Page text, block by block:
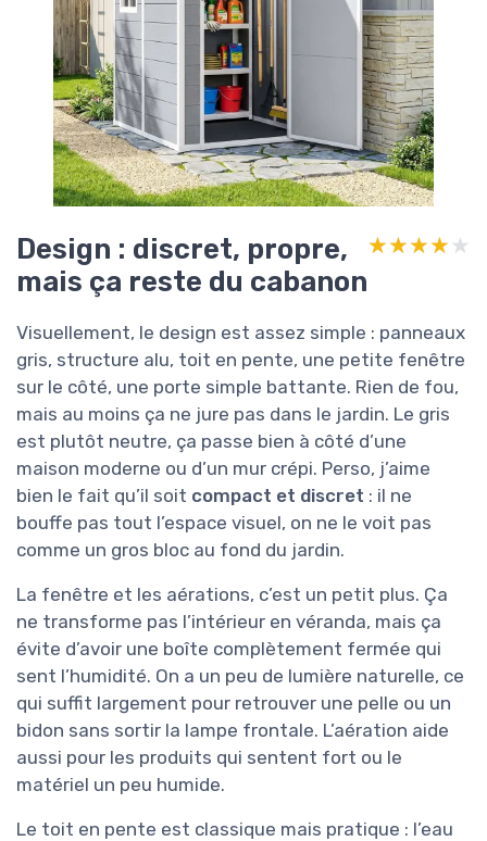
Design : discret, propre,
mais ça reste du cabanon
★★★★★
★★★★★
Visuellement, le design est assez simple : panneaux
gris, structure alu, toit en pente, une petite fenêtre
sur le côté, une porte simple battante. Rien de fou,
mais au moins ça ne jure pas dans le jardin. Le gris
est plutôt neutre, ça passe bien à côté d’une
maison moderne ou d’un mur crépi. Perso, j’aime
bien le fait qu’il soit compact et discret : il ne
bouffe pas tout l’espace visuel, on ne le voit pas
comme un gros bloc au fond du jardin.
La fenêtre et les aérations, c’est un petit plus. Ça
ne transforme pas l’intérieur en véranda, mais ça
évite d’avoir une boîte complètement fermée qui
sent l’humidité. On a un peu de lumière naturelle, ce
qui suffit largement pour retrouver une pelle ou un
bidon sans sortir la lampe frontale. L’aération aide
aussi pour les produits qui sentent fort ou le
matériel un peu humide.
Le toit en pente est classique mais pratique : l’eau